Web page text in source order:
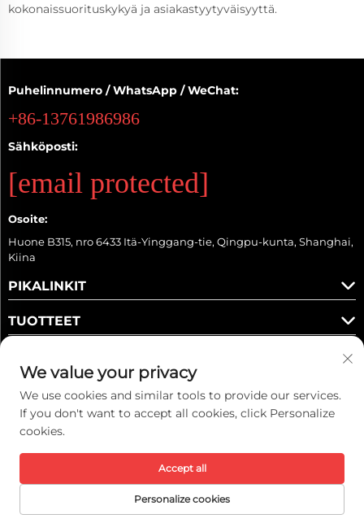
kokonaissuorituskykyä ja asiakastyytyväisyyttä.
Puhelinnumero / WhatsApp / WeChat:
+86-13761986986
Sähköposti:
[email protected]
Osoite:
Huone B315, nro 6433 Itä-Yinggang-tie, Qingpu-kunta, Shanghai,
Kiina
PIKALINKIT
TUOTTEET
Seuraa meitä
Copyright © 2025 Kaiwei Intelligent Technology (Shanghai) Co., Ltd.
Kaikki oikeudet pidätetään. -Tietosuojakäytäntö
We value your privacy
We use cookies and similar tools to provide our services.
If you don't want to accept all cookies, click Personalize
cookies.
Personalize cookies
Accept all